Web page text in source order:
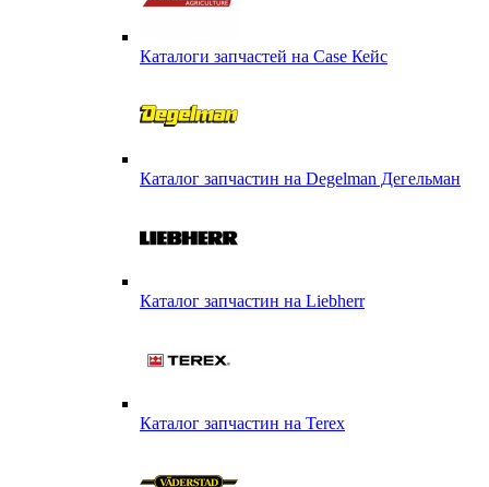
Каталоги запчастей на Case Кейс
Каталог запчастин на Degelman Дегельман
Каталог запчастин на Liebherr
Каталог запчастин на Terex